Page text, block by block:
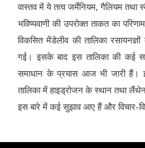
वास्तव में ये तत्व जर्मेनियम, गैलियम
भविष्यवाणी की उपरोक्त ताकत का
विकसित मेंडेलीव की तालिका
गई। इसके बाद इस तालिका की कई
समाधान के प्रयास आज भी जारी
तालिका में हाइड्रोजन के स्थान तथा
इस बारे में कई सुझाव आए हैं और विचार-